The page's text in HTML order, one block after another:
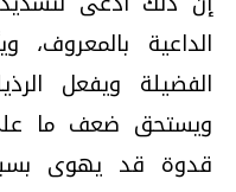
الداعية بالمعروف،
الفضيلة ويفعل
ويستحق ضعف ما على
قدوة قد يهوى